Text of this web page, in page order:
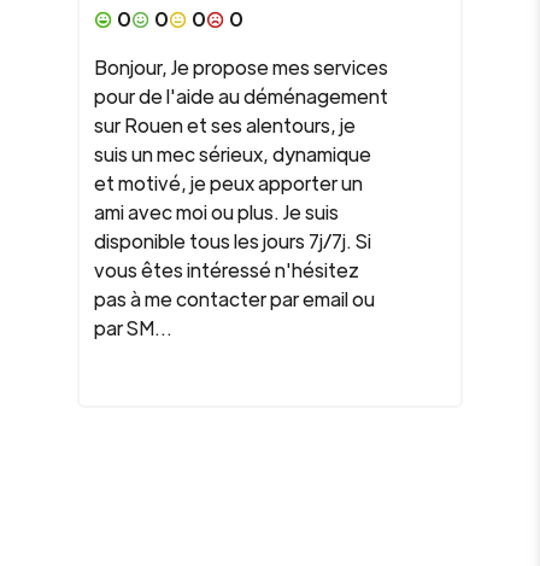
0
0 0
0
Bonjour, Je propose mes services
pour de l'aide au déménagement
sur Rouen et ses alentours, je
suis un mec sérieux, dynamique
et motivé, je peux apporter un
ami avec moi ou plus. Je suis
disponible tous les jours 7j/7j. Si
vous êtes intéressé n'hésitez
pas à me contacter par email ou
par SM...